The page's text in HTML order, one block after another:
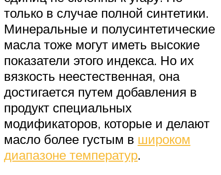
только в случае полной синтетики.
Минеральные и полусинтетические
масла тоже могут иметь высокие
показатели этого индекса. Но их
вязкость неестественная, она
достигается путем добавления в
продукт специальных
модификаторов, которые и делают
масло более густым в широком
диапазоне температур.